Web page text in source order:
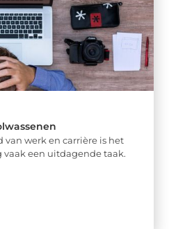
van werk en carrière is het
vaak een uitdagende taak.